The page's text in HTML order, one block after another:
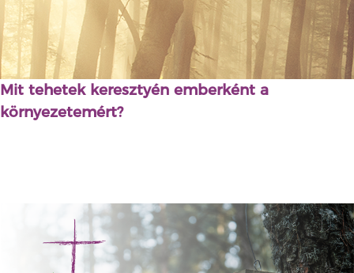
Mit tehetek keresztyén emberként a
környezetemért?